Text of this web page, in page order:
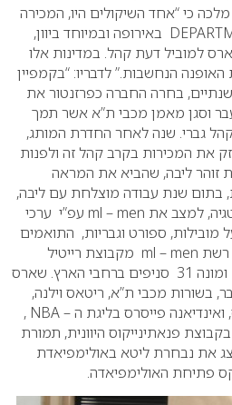
כי “אחד השיקולים היו, המכירה
הסיטונאית ל-DEPARTMENT STORES באירופה ובמיוחד ביוון,
למוביל דעת קהל. במדינות אלו
הנחשבות.”לדבריו: “בקמפיין
בחרה החברה כפרזנטור את
וסגן מאמן מכבי ת”א אשר תמך
גברי. שנה לאחר החדרת המותג,
את המכירות בקרב קהל זה ולפנות
זוהר ליבה, שהביא את המראה
בתום שנת עבודה מוצלחת עם ליבה,
ממשיכה החברה עם האסטרטגיה, למצב את ml – men עפ”י ערכי
מובילות, ספורט וגבריות, התואמים
רשת ml – men מקבוצת רייטיל
הארץ.
שארס
בעבר, בשורות מכבי ת”א, ריטאס וילנה,
ברצלונה, ובגולדן סטייס ווריוס, ואינדיאנה פייסרס בליגת ה – NBA ,
פנאתינייקוס היוונית, תמורת
ייצג את נבחרת ליטא באולימפיאדת
פתיחת האולימפיאדה.